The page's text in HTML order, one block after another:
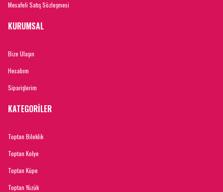
Mesafeli Satış Sözleşmesi
KURUMSAL
Bize Ulaşın
Hesabım
Siparişlerim
KATEGORİLER
Toptan Bileklik
Toptan Kolye
Toptan Küpe
Toptan Yüzük